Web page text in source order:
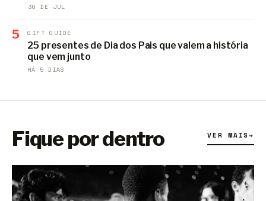
30 DE JUL
5 GIFT GUIDE
25 presentes de Dia dos Pais que valem a história
que vem junto
HÁ 5 DIAS
Fique por dentro VER MAIS→